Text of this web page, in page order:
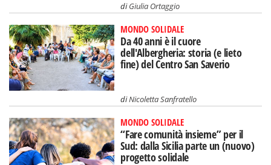
diGiulia Ortaggio
MONDO SOLIDALE
Da 40 anni è il cuore
dell'Albergheria: storia (e lieto
fine) del Centro San Saverio
diNicoletta Sanfratello
MONDO SOLIDALE
“Fare comunità insieme” per il
Sud: dalla Sicilia parte un (nuovo)
progetto solidale